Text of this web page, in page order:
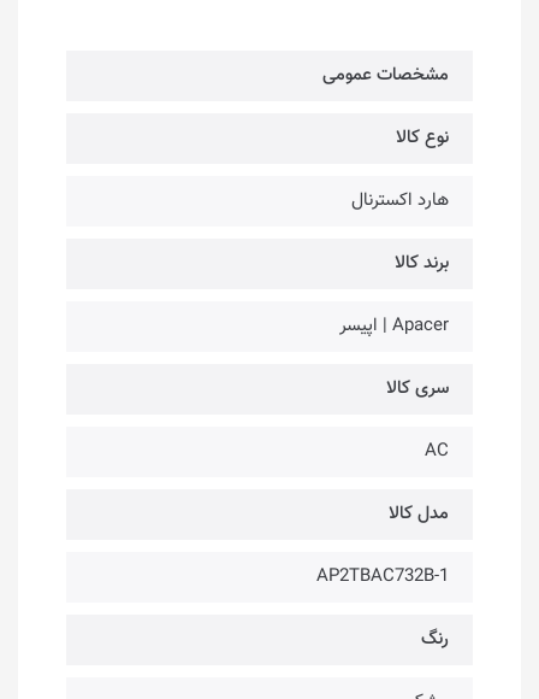
مشخصات عمومی
نوع کالا
هارد اکسترنال
برند کالا
Apacer | اپیسر
سری کالا
AC
مدل کالا
AP2TBAC732B-1
رنگ